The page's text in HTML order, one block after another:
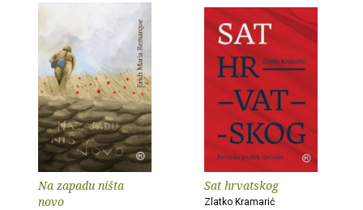
Na zapadu ništa
novo
Sat hrvatskog
Zlatko Kramarić